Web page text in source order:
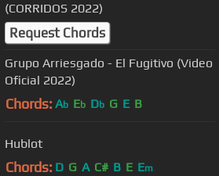
(CORRIDOS 2022)
Request Chords
Grupo Arriesgado - El Fugitivo (Video
Oficial 2022)
Chords: Ab Eb Db G E B
Hublot
Chords: D G A C# B E Em